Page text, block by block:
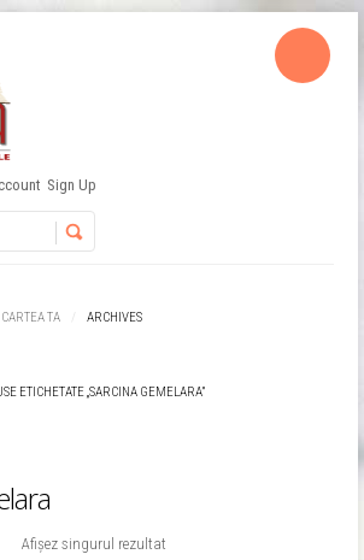
Sign Up
TA ARCHIVES
ETICHETATE „SARCINA GEMELARA”
Afișez singurul rezultat